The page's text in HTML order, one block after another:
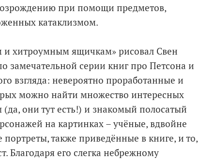
при помощи предметов,
катаклизмом.
хитроумным ящичкам» рисовал Свен
замечательной серии книг про Петсона и
взгляда: невероятно проработанные и
можно найти множество интересных
они тут есть!) и знакомый полосатый
на картинках – учёные, вдвойне
также приведённые в книге, и то,
Благодаря его слегка небрежному